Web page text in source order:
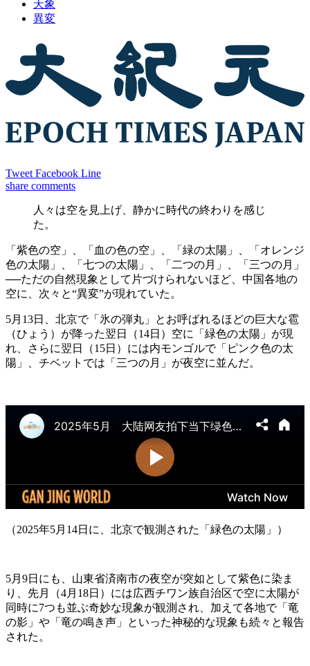
天象
異変
Tweet Facebook Line
share comments
人々は空を見上げ、静かに時代の終わりを感じ
た。
「紫色の空」、「血の色の空」、「緑の太陽」、「オレンジ
色の太陽」、「七つの太陽」、「二つの月」、「三つの月」
──ただの自然現象として片づけられないほど、中国各地の
空に、次々と“異変”が現れていた。
5月13日、北京で「氷の弾丸」とお呼ばれるほどの巨大な雹
（ひょう）が降った翌日（14日）空に「緑色の太陽」が現
れ、さらに翌日（15日）には内モンゴルで「ピンク色の太
陽」、チベットでは「三つの月」が夜空に並んだ。
（2025年5月14日に、北京で観測された「緑色の太陽」）
5月9日にも、山東省済南市の夜空が突如として紫色に染ま
り、先月（4月18日）には広西チワン族自治区で空に太陽が
同時に7つも並ぶ奇妙な現象が観測され、加えて各地で「竜
の影」や「竜の鳴き声」といった神秘的な現象も続々と報告
された。